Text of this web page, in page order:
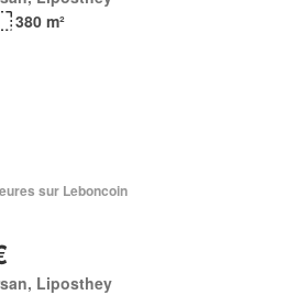
380 m²
sur Leboncoin
Liposthey